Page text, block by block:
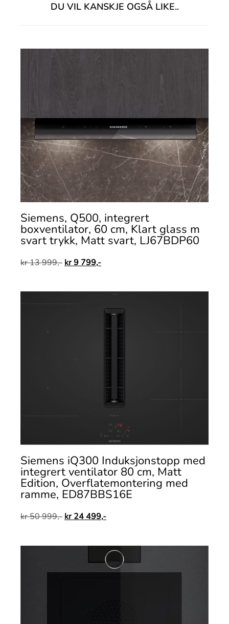
DU VIL KANSKJE OGSÅ LIKE..
Siemens, Q500, integrert
boxventilator, 60 cm, Klart glass m
svart trykk, Matt svart, LJ67BDP60
kr13 999,- kr9 799,-
Siemens iQ300 Induksjonstopp med
integrert ventilator 80 cm, Matt
Edition, Overflatemontering med
ramme, ED87BBS16E
kr50 999,-kr24 499,-